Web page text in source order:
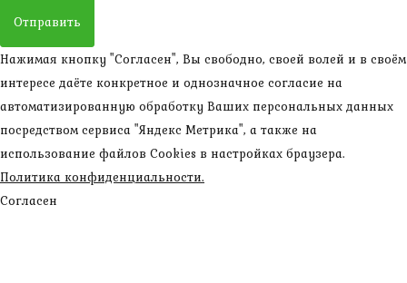
Отправить
Нажимая кнопку "Согласен", Вы свободно, своей волей и в своём
интересе даёте конкретное и однозначное согласие на
автоматизированную обработку Ваших персональных данных
посредством сервиса "Яндекс Метрика", а также на
использование файлов Cookies в настройках браузера.
Политика конфиденциальности.
Согласен